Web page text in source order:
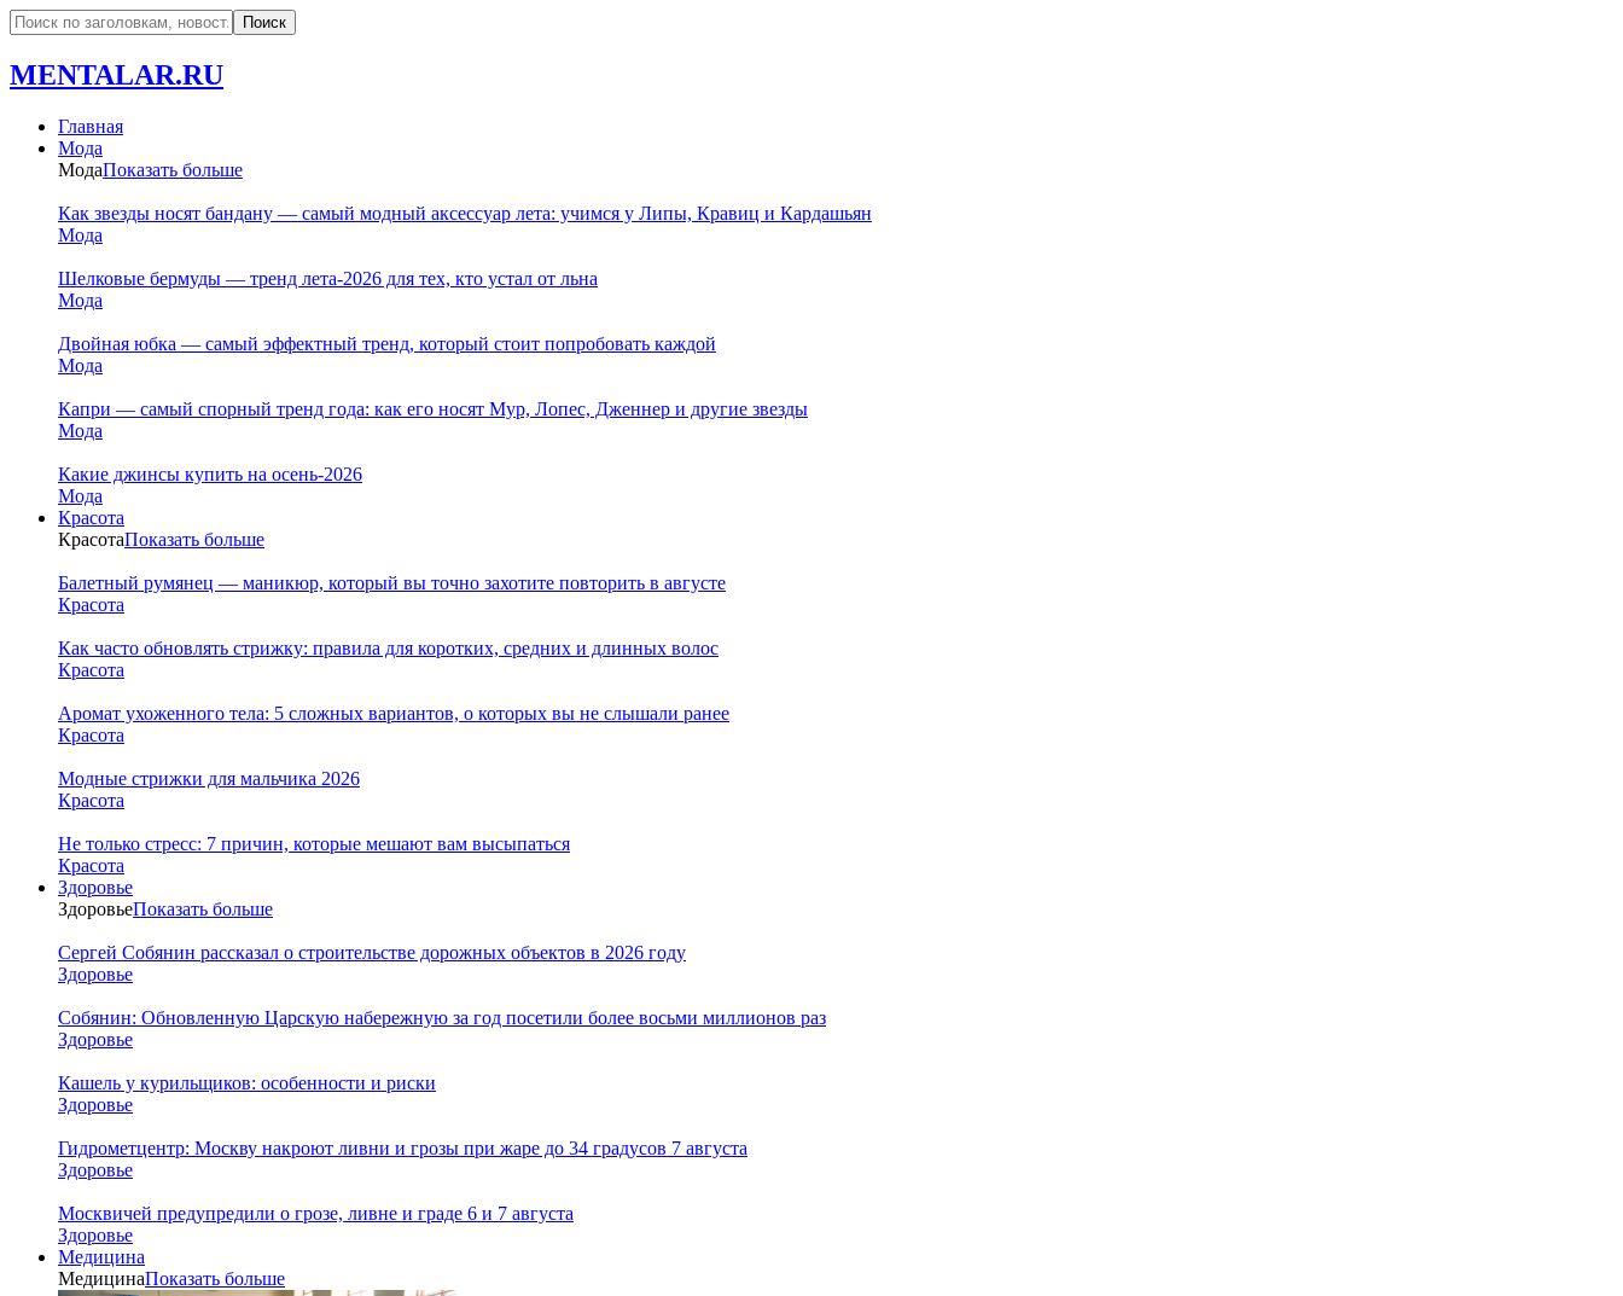
MENTALAR.RU
Главная
Мода
МодаПоказать больше
Как звезды носят бандану — самый модный аксессуар лета: учимся у Липы, Кравиц и Кардашьян
Мода
Шелковые бермуды — тренд лета-2026 для тех, кто устал от льна
Мода
Двойная юбка — самый эффектный тренд, который стоит попробовать каждой
Мода
Капри — самый спорный тренд года: как его носят Мур, Лопес, Дженнер и другие звезды
Мода
Какие джинсы купить на осень-2026
Мода
Красота
КрасотаПоказать больше
Балетный румянец — маникюр, который вы точно захотите повторить в августе
Красота
Как часто обновлять стрижку: правила для коротких, средних и длинных волос
Красота
Аромат ухоженного тела: 5 сложных вариантов, о которых вы не слышали ранее
Красота
Модные стрижки для мальчика 2026
Красота
Не только стресс: 7 причин, которые мешают вам высыпаться
Красота
Здоровье
ЗдоровьеПоказать больше
Сергей Собянин рассказал о строительстве дорожных объектов в 2026 году
Здоровье
Собянин: Обновленную Царскую набережную за год посетили более восьми миллионов раз
Здоровье
Кашель у курильщиков: особенности и риски
Здоровье
Гидрометцентр: Москву накроют ливни и грозы при жаре до 34 градусов 7 августа
Здоровье
Москвичей предупредили о грозе, ливне и граде 6 и 7 августа
Здоровье
Медицина
МедицинаПоказать больше